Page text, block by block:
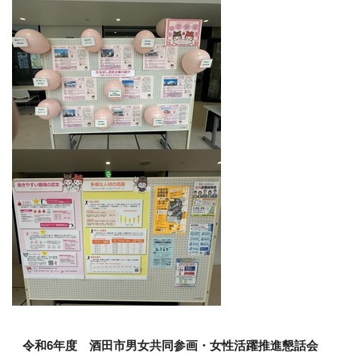
令和6年度 酒田市男女共同参画・女性活躍推進懇話会